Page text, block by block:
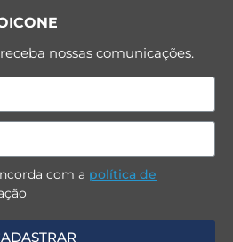
nossas comunicações.
com a política de